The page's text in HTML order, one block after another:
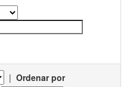
| Ordenar por